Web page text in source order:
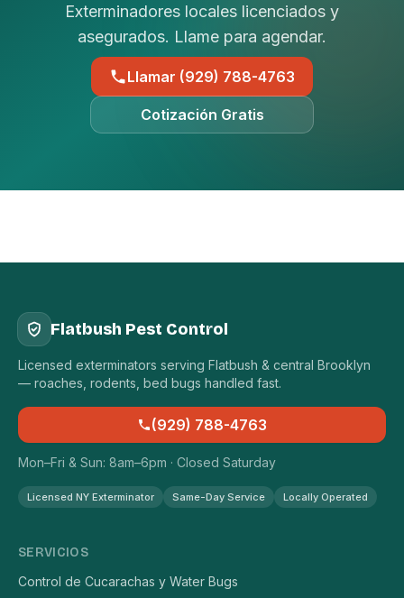
Exterminadores locales licenciados y
asegurados. Llame para agendar.
Llamar (929) 788-4763
Cotización Gratis
Flatbush Pest Control
Licensed exterminators serving Flatbush & central Brooklyn
— roaches, rodents, bed bugs handled fast.
(929) 788-4763
Mon–Fri & Sun: 8am–6pm · Closed Saturday
Licensed NY Exterminator Same-Day Service Locally Operated
SERVICIOS
Control de Cucarachas y Water Bugs